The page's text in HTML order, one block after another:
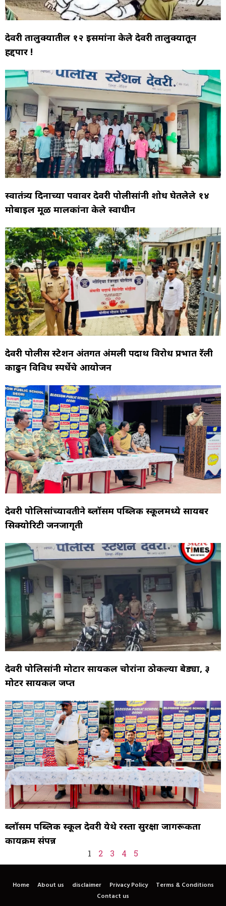
देवरी तालुक्यातील १२ ईसमांना केले देवरी तालुक्यातून
हद्दपार !
स्वातंत्र्य दिनाच्या पर्वावर देवरी पोलीसांनी शोध घेतलेले १४
मोबाईल मूळ मालकांना केले स्वाधीन
देवरी पोलीस स्टेशन अंतर्गत अंमली पदार्थ विरोध प्रभात रॅली
काढुन विविध स्पर्धेचे आयोजन
देवरी पोलिसांच्यावतीने ब्लॉसम पब्लिक स्कूलमध्ये सायबर
सिक्योरिटी जनजागृती
देवरी पोलिसांनी मोटार सायकल चोरांना ठोकल्या बेड्या, ३
मोटर सायकल जप्त
ब्लॉसम पब्लिक स्कूल देवरी येथे रस्ता सुरक्षा जागरूकता
कार्यक्रम संपन्न
1 2 3 4 5
Home About us disclaimer Privacy Policy
Terms & Conditions
Contact us